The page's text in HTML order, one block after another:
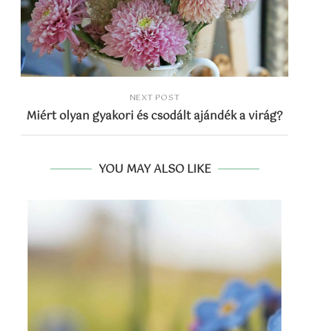
NEXT POST
Miért olyan gyakori és csodált ajándék a virág?
YOU MAY ALSO LIKE